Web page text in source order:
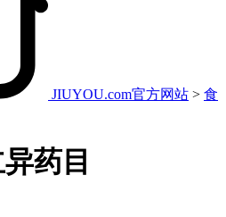
JIUYOU.com官方网站 > 食
药目